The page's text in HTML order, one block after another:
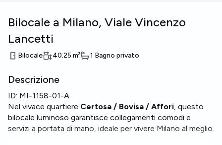
Bilocale a Milano, Viale Vincenzo
Lancetti
Bilocale 40.25 m² 1 Bagno privato
Descrizione
ID: MI-1158-01-A
Nel vivace quartiere Certosa / Bovisa / Affori, questo
bilocale luminoso garantisce collegamenti comodi e
servizi a portata di mano, ideale per vivere Milano al meglio.